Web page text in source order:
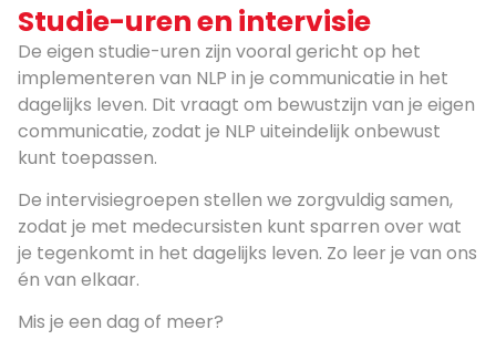
Studie-uren en intervisie
De eigen studie-uren zijn vooral gericht op het
implementeren van NLP in je communicatie in het
dagelijks leven. Dit vraagt om bewustzijn van je eigen
communicatie, zodat je NLP uiteindelijk onbewust
kunt toepassen.
De intervisiegroepen stellen we zorgvuldig samen,
zodat je met medecursisten kunt sparren over wat
je tegenkomt in het dagelijks leven. Zo leer je van ons
én van elkaar.
Mis je een dag of meer?